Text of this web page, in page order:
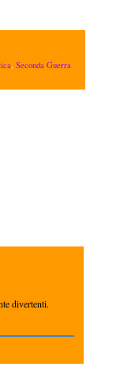
, Seconda Guerra
divertenti.